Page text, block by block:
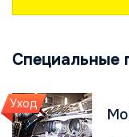
Специальные
Уход